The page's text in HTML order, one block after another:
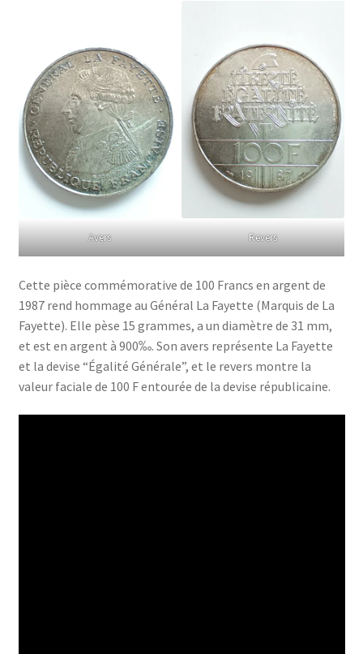
Avers Revers
Cette pièce commémorative de 100 Francs en argent de
1987 rend hommage au Général La Fayette (Marquis de La
Fayette). Elle pèse 15 grammes, a un diamètre de 31 mm,
et est en argent à 900‰. Son avers représente La Fayette
et la devise “Égalité Générale”, et le revers montre la
valeur faciale de 100 F entourée de la devise républicaine.